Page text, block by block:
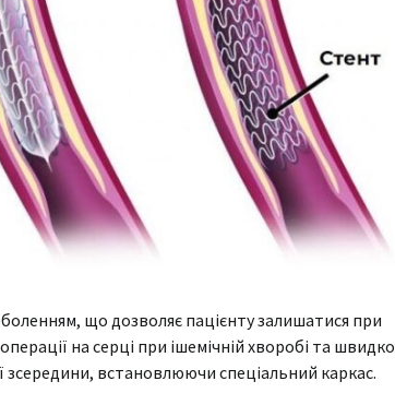
що дозволяє пацієнту залишатися при
на серці при ішемічній хворобі та швидко
зсередини, встановлюючи спеціальний каркас.